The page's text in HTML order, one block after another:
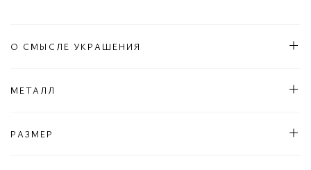
О СМЫСЛЕ УКРАШЕНИЯ
МЕТАЛЛ
РАЗМЕР